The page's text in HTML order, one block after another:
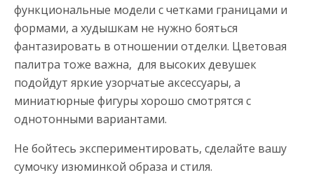
функциональные модели с четками границами и
формами, а худышкам не нужно бояться
фантазировать в отношении отделки. Цветовая
палитра тоже важна, для высоких девушек
подойдут яркие узорчатые аксессуары, а
миниатюрные фигуры хорошо смотрятся с
однотонными вариантами.
Не бойтесь экспериментировать, сделайте вашу
сумочку изюминкой образа и стиля.